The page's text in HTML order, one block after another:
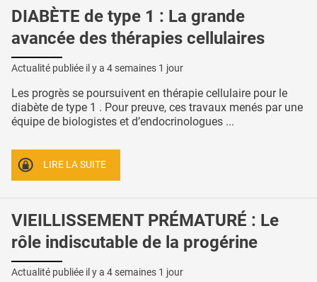
DIABÈTE de type 1 : La grande
avancée des thérapies cellulaires
Actualité publiée il y a 4 semaines 1 jour
Les progrès se poursuivent en thérapie cellulaire pour le
diabète de type 1 . Pour preuve, ces travaux menés par une
équipe de biologistes et d’endocrinologues ...
LIRE LA SUITE
VIEILLISSEMENT PRÉMATURÉ : Le
rôle indiscutable de la progérine
Actualité publiée il y a 4 semaines 1 jour